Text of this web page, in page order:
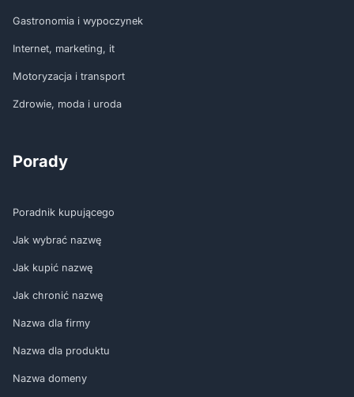
Gastronomia i wypoczynek
Internet, marketing, it
Motoryzacja i transport
Zdrowie, moda i uroda
Porady
Poradnik kupującego
Jak wybrać nazwę
Jak kupić nazwę
Jak chronić nazwę
Nazwa dla firmy
Nazwa dla produktu
Nazwa domeny